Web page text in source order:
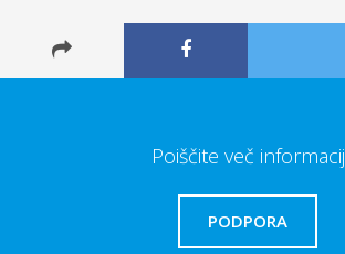
Poiščite več informacij
PODPORA